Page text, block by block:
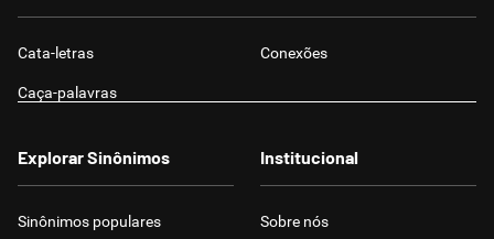
Cata-letras Conexões
Caça-palavras
Explorar Sinônimos
Sinônimos populares
Institucional
Sobre nós